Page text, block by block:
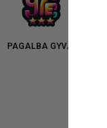
PAGALBA GYVAI